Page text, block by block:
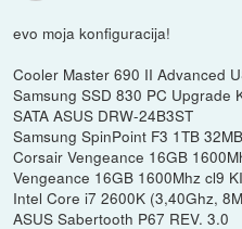
evo moja konfiguracija!
Cooler Master 690 II Advanced
Samsung SSD 830 PC Upgrade
SATA ASUS DRW-24B3ST
Samsung SpinPoint F3 1TB
Corsair Vengeance 16GB
Vengeance 16GB 1600Mhz cl9
Intel Core i7 2600K (3,40Ghz,
ASUS Sabertooth P67 REV. 3.0